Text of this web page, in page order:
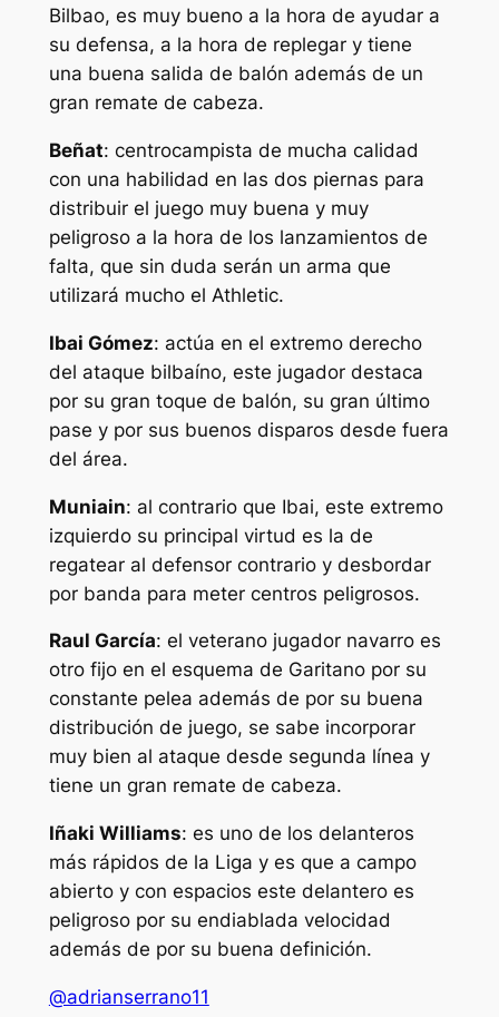
Bilbao, es muy bueno a la hora de ayudar a
su defensa, a la hora de replegar y tiene
una buena salida de balón además de un
gran remate de cabeza.
Beñat: centrocampista de mucha calidad
con una habilidad en las dos piernas para
distribuir el juego muy buena y muy
peligroso a la hora de los lanzamientos de
falta, que sin duda serán un arma que
utilizará mucho el Athletic.
Ibai Gómez: actúa en el extremo derecho
del ataque bilbaíno, este jugador destaca
por su gran toque de balón, su gran último
pase y por sus buenos disparos desde fuera
del área.
Muniain: al contrario que Ibai, este extremo
izquierdo su principal virtud es la de
regatear al defensor contrario y desbordar
por banda para meter centros peligrosos.
Raul García: el veterano jugador navarro es
otro fijo en el esquema de Garitano por su
constante pelea además de por su buena
distribución de juego, se sabe incorporar
muy bien al ataque desde segunda línea y
tiene un gran remate de cabeza.
Iñaki Williams: es uno de los delanteros
más rápidos de la Liga y es que a campo
abierto y con espacios este delantero es
peligroso por su endiablada velocidad
además de por su buena definición.
@adrianserrano11